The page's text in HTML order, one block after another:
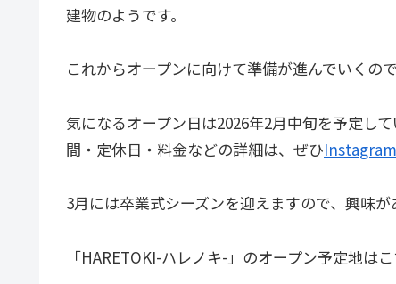
建物のようです。
これからオープンに向けて準備が進んでいくの
気になるオープン日は2026年2月中旬を予定し
間・定休日・料金などの詳細は、ぜひInstagram
3月には卒業式シーズンを迎えますので、興味
「HARETOKI-ハレノキ-」のオープン予定地はこ